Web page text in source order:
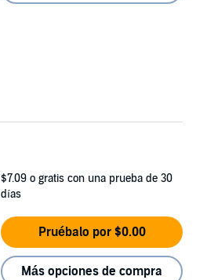
$7.09 o gratis con una prueba de 30
días
Pruébalo por $0.00
Más opciones de compra